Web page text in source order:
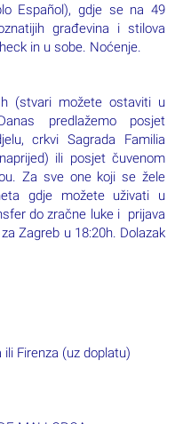
Español), gdje se na 49
građevina i stilova
in u sobe. Noćenje.
(stvari možete ostaviti u
predlažemo posjet
crkvi Sagrada Familia
ili posjet čuvenom
Za sve one koji se žele
gdje možete uživati u
do zračne luke i prijava
Zagreb u 18:20h. Dolazak
(uz doplatu)